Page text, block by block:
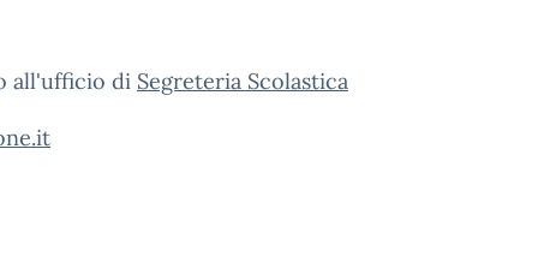
all'ufficio di Segreteria Scolastica